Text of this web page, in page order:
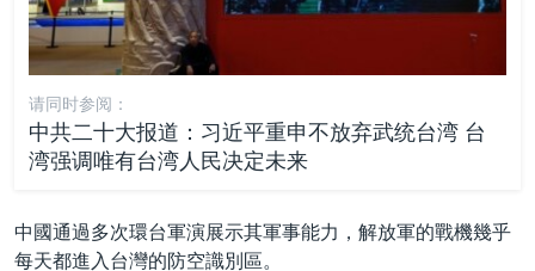
请同时参阅：
中共二十大报道：习近平重申不放弃武统台湾 台
湾强调唯有台湾人民决定未来
中國通過多次環台軍演展示其軍事能力，解放軍的戰機幾乎
每天都進入台灣的防空識別區。